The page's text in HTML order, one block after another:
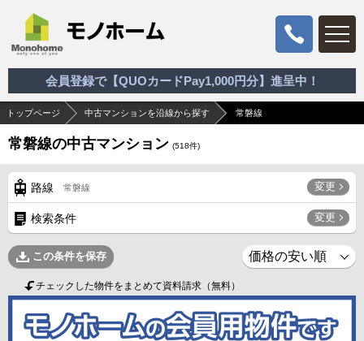
会員登録で【QUOカードPay1,000円分】進呈中！
トップページ 中古マンションを沿線から探す 常磐線
常磐線の中古マンション (518件)
路線 常磐線 変更
検索条件 変更
この条件を保存
チェックした物件をまとめて資料請求（無料）